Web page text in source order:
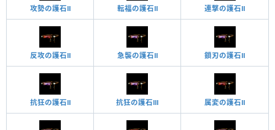
攻勢の護石Ⅱ 転福の護石Ⅱ 連撃の護石Ⅱ
反攻の護石Ⅱ 急襲の護石Ⅱ 鎖刃の護石Ⅱ
抗狂の護石Ⅱ 抗狂の護石Ⅲ 属変の護石Ⅱ